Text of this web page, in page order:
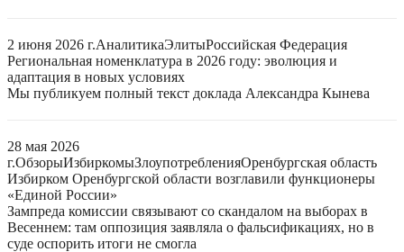
2 июня 2026 г.АналитикаЭлитыРоссийская Федерация
Региональная номенклатура в 2026 году: эволюция и
адаптация в новых условиях
Мы публикуем полный текст доклада Александра Кынева
28 мая 2026
г.ОбзорыИзбиркомыЗлоупотребленияОренбургская область
Избирком Оренбургской области возглавили функционеры
«Единой России»
Зампреда комиссии связывают со скандалом на выборах в
Весеннем: там оппозиция заявляла о фальсификациях, но в
суде оспорить итоги не смогла